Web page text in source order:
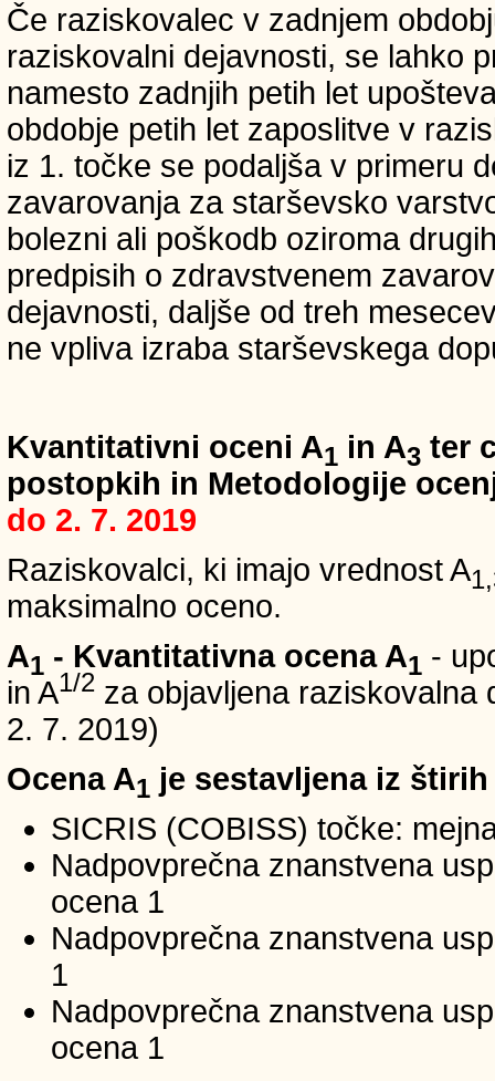
Če raziskovalec v zadnjem
raziskovalni dejavnosti, se lahko
namesto zadnjih petih let
obdobje petih let zaposlitve v
iz 1. točke se podaljša v primeru
zavarovanja za starševsko
bolezni ali poškodb oziroma
predpisih o zdravstvenem
dejavnosti, daljše od treh
ne vpliva izraba starševskega
Kvantitativni oceni A1 in A3 ter
postopkih in Metodologije
do 2. 7. 2019
Raziskovalci, ki imajo vrednost A
maksimalno oceno.
A1 - Kvantitativna ocena A1 -
in A1/2 za objavljena raziskovalna
2. 7. 2019)
Ocena A1 je sestavljena iz
SICRIS (COBISS) točke:
Nadpovprečna znanstvena
ocena 1
Nadpovprečna znanstvena
1
Nadpovprečna znanstvena
ocena 1